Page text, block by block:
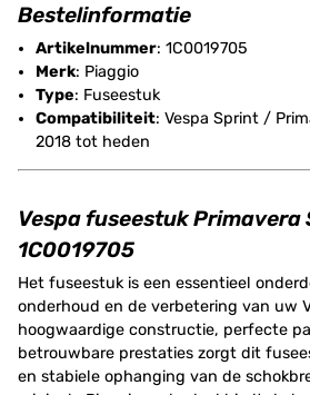
Bestelinformatie
Artikelnummer: 1C0019705
Merk: Piaggio
Type: Fuseestuk
Compatibiliteit: Vespa Sprint /
2018 tot heden
Vespa fuseestuk Primavera
1C0019705
Het fuseestuk is een essentieel
onderhoud en de verbetering van uw
hoogwaardige constructie, perfecte
betrouwbare prestaties zorgt dit
en stabiele ophanging van de